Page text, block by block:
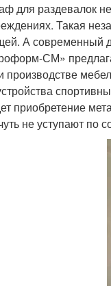
для раздевалок
Такая
А современный
СМ»
производстве
приобретение
не уступают по